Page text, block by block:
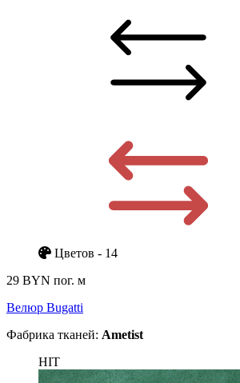
Цветов - 14
29 BYN пог. м
Велюр Bugatti
Фабрика тканей: Ametist
HIT